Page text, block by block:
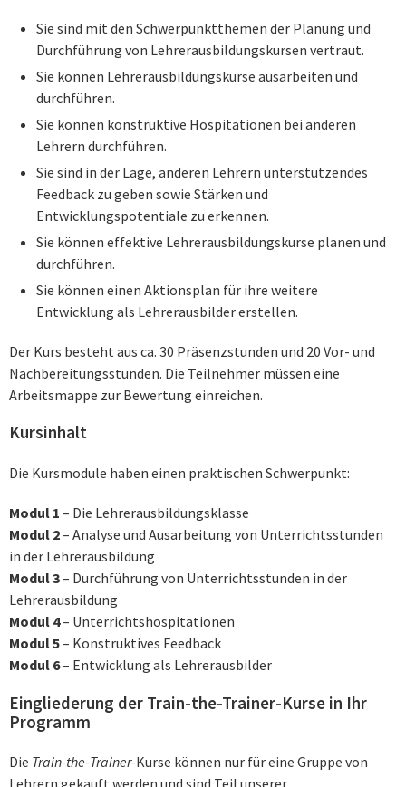
Sie sind mit den Schwerpunktthemen der Planung und
Durchführung von Lehrerausbildungskursen vertraut.
Sie können Lehrerausbildungskurse ausarbeiten und
durchführen.
Sie können konstruktive Hospitationen bei anderen
Lehrern durchführen.
Sie sind in der Lage, anderen Lehrern unterstützendes
Feedback zu geben sowie Stärken und
Entwicklungspotentiale zu erkennen.
Sie können effektive Lehrerausbildungskurse planen und
durchführen.
Sie können einen Aktionsplan für ihre weitere
Entwicklung als Lehrerausbilder erstellen.
Der Kurs besteht aus ca. 30 Präsenzstunden und 20 Vor- und
Nachbereitungsstunden. Die Teilnehmer müssen eine
Arbeitsmappe zur Bewertung einreichen.
Kursinhalt
Die Kursmodule haben einen praktischen Schwerpunkt:
Modul 1 – Die Lehrerausbildungsklasse
Modul 2– Analyse und Ausarbeitung von Unterrichtsstunden
in der Lehrerausbildung
Modul 3– Durchführung von Unterrichtsstunden in der
Lehrerausbildung
Modul 4– Unterrichtshospitationen
Modul 5– Konstruktives Feedback
Modul 6– Entwicklung als Lehrerausbilder
Eingliederung der Train-the-Trainer-Kurse in Ihr
Programm
Die Train-the-Trainer-Kurse können nur für eine Gruppe von